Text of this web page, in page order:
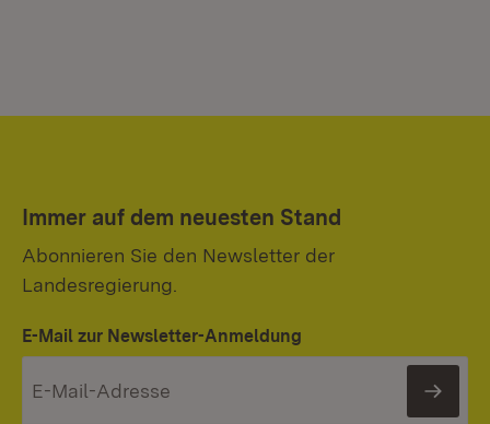
Immer auf dem neuesten Stand
Abonnieren Sie den Newsletter der
Landesregierung.
E-Mail zur Newsletter-Anmeldung